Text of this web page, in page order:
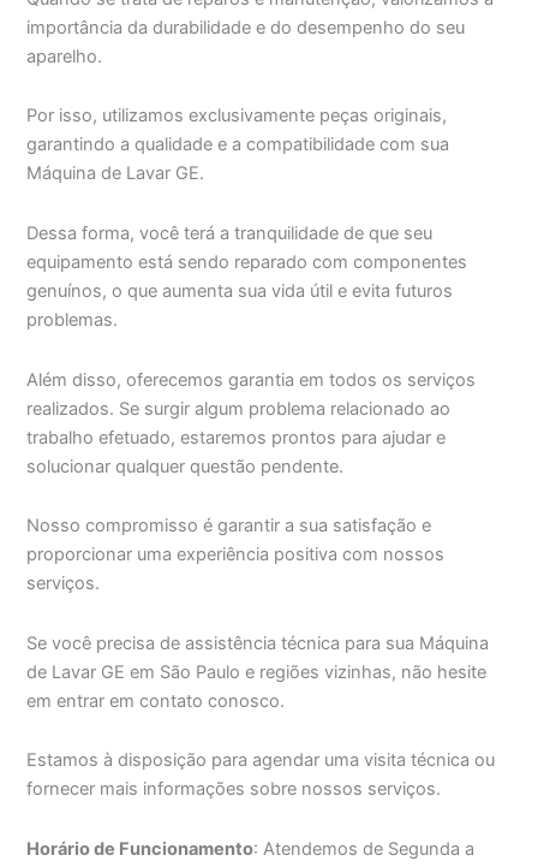
importância da durabilidade e do desempenho do seu
aparelho.
Por isso, utilizamos exclusivamente peças originais,
garantindo a qualidade e a compatibilidade com sua
Máquina de Lavar GE.
Dessa forma, você terá a tranquilidade de que seu
equipamento está sendo reparado com componentes
genuínos, o que aumenta sua vida útil e evita futuros
problemas.
Além disso, oferecemos garantia em todos os serviços
realizados. Se surgir algum problema relacionado ao
trabalho efetuado, estaremos prontos para ajudar e
solucionar qualquer questão pendente.
Nosso compromisso é garantir a sua satisfação e
proporcionar uma experiência positiva com nossos
serviços.
Se você precisa de assistência técnica para sua Máquina
de Lavar GE em São Paulo e regiões vizinhas, não hesite
em entrar em contato conosco.
Estamos à disposição para agendar uma visita técnica ou
fornecer mais informações sobre nossos serviços.
Horário de Funcionamento: Atendemos de Segunda a